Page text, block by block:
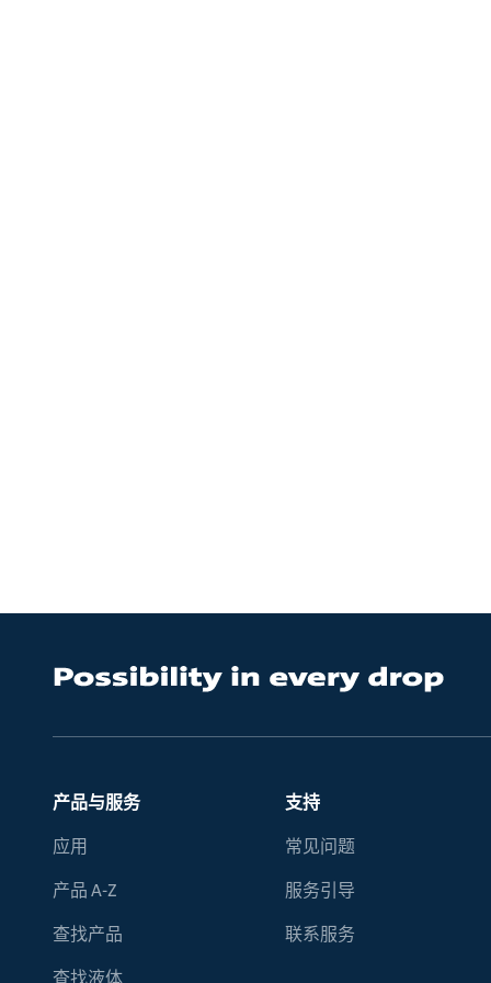
产品与服务
应用
产品 A-Z
查找产品
查找液体
支持
常见问题
服务引导
联系服务